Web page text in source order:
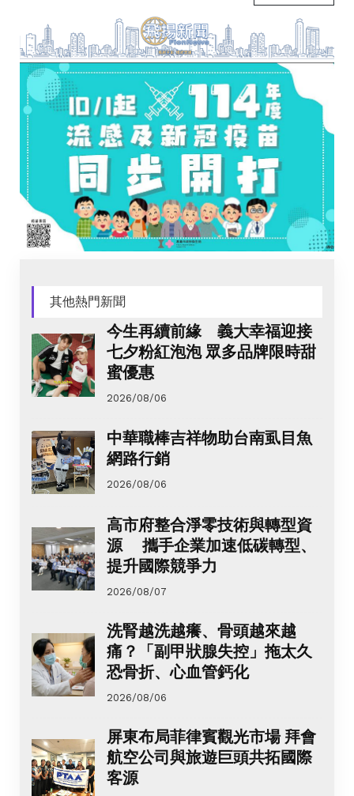
其他熱門新聞
今生再續前緣 義大幸福迎接
七夕粉紅泡泡 眾多品牌限時甜
蜜優惠
2026/08/06
中華職棒吉祥物助台南虱目魚
網路行銷
2026/08/06
高市府整合淨零技術與轉型資
源 攜手企業加速低碳轉型、
提升國際競爭力
2026/08/07
洗腎越洗越癢、骨頭越來越
痛？「副甲狀腺失控」拖太久
恐骨折、心血管鈣化
2026/08/06
屏東布局菲律賓觀光市場 拜會
航空公司與旅遊巨頭共拓國際
客源